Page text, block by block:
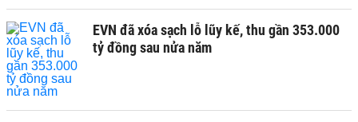
EVN đã xóa sạch lỗ lũy kế, thu gần 353.000
tỷ đồng sau nửa năm